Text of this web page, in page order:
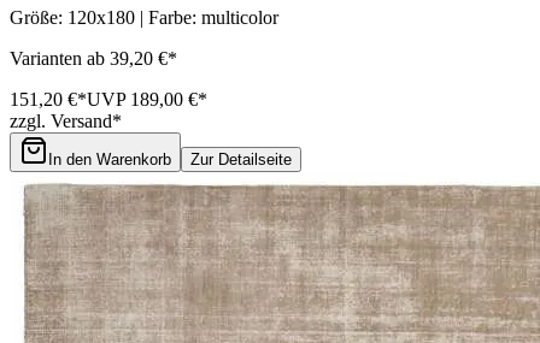
Größe: 120x180 | Farbe: multicolor
Varianten ab 39,20 €*
151,20 €*UVP 189,00 €*
zzgl. Versand*
In den Warenkorb Zur Detailseite